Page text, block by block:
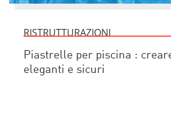
RISTRUTTURAZIONI
Piastrelle per piscina :
eleganti e sicuri